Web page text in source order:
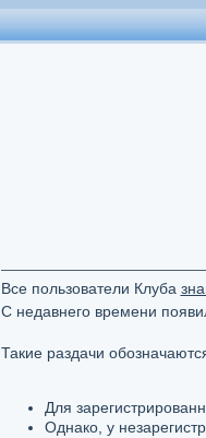
Все пользователи Клуба
С недавнего времени
Такие раздачи
Для
Однако, у